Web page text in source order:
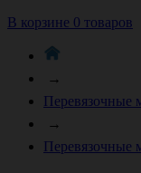
В корзине 0 товаров
→
Перевязочные
→
Перевязочные